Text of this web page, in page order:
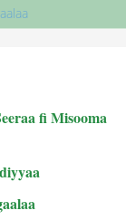
fi Misooma